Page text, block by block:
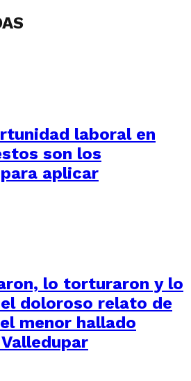
laboral en
son los
aplicar
lo torturaron y lo
doloroso relato de
menor hallado